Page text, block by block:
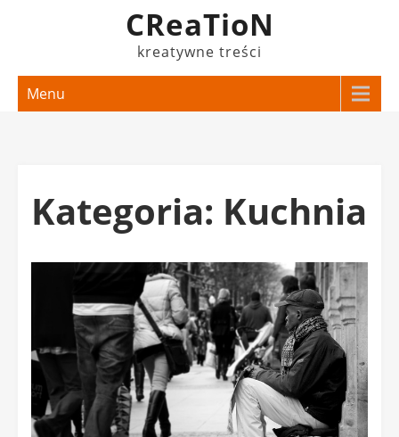
CReaTioN
kreatywne treści
Menu
Kategoria: Kuchnia